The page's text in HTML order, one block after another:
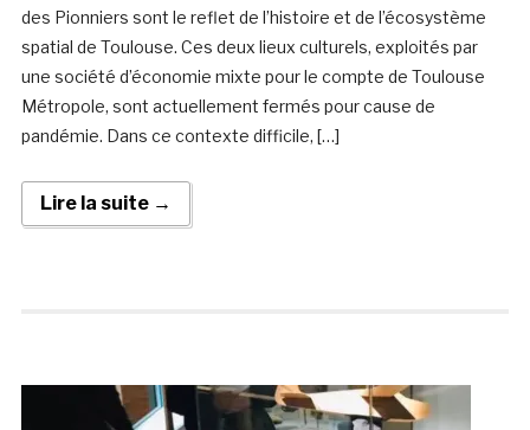
des Pionniers sont le reflet de l’histoire et de l’écosystème
spatial de Toulouse. Ces deux lieux culturels, exploités par
une société d’économie mixte pour le compte de Toulouse
Métropole, sont actuellement fermés pour cause de
pandémie. Dans ce contexte difficile, […]
Lire la suite →